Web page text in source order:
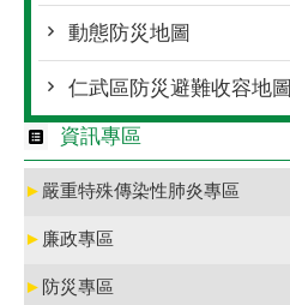
動態防災地圖
仁武區防災避難收容地圖
資訊專區
► 嚴重特殊傳染性肺炎專區
► 廉政專區
► 防災專區